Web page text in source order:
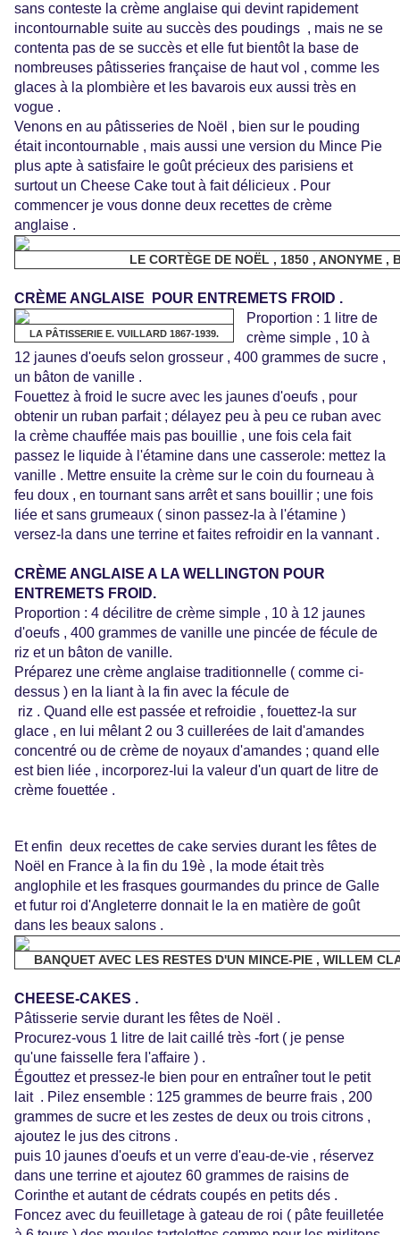
sans conteste la crème anglaise qui devint rapidement
incontournable suite au succès des poudings , mais ne se
contenta pas de se succès et elle fut bientôt la base de
nombreuses pâtisseries française de haut vol , comme les
glaces à la plombière et les bavarois eux aussi très en
vogue .
Venons en au pâtisseries de Noël , bien sur le pouding
était incontournable , mais aussi une version du Mince Pie
plus apte à satisfaire le goût précieux des parisiens et
surtout un Cheese Cake tout à fait délicieux . Pour
commencer je vous donne deux recettes de crème
anglaise .
LE CORTÈGE DE NOËL , 1850 , ANONYME ,
CRÈME ANGLAISE POUR ENTREMETS FROID .
LA PÂTISSERIE E. VUILLARD 1867-1939.
Proportion : 1 litre de
crème simple , 10 à
12 jaunes d'oeufs selon grosseur , 400 grammes de sucre ,
un bâton de vanille .
Fouettez à froid le sucre avec les jaunes d'oeufs , pour
obtenir un ruban parfait ; délayez peu à peu ce ruban avec
la crème chauffée mais pas bouillie , une fois cela fait
passez le liquide à l'étamine dans une casserole: mettez la
vanille . Mettre ensuite la crème sur le coin du fourneau à
feu doux , en tournant sans arrêt et sans bouillir ; une fois
liée et sans grumeaux ( sinon passez-la à l'étamine )
versez-la dans une terrine et faites refroidir en la vannant .
CRÈME ANGLAISE A LA WELLINGTON POUR
ENTREMETS FROID.
Proportion : 4 décilitre de crème simple , 10 à 12 jaunes
d'oeufs , 400 grammes de vanille une pincée de fécule de
riz et un bâton de vanille.
Préparez une crème anglaise traditionnelle ( comme ci-
dessus ) en la liant à la fin avec la fécule de
riz . Quand elle est passée et refroidie , fouettez-la sur
glace , en lui mêlant 2 ou 3 cuillerées de lait d'amandes
concentré ou de crème de noyaux d'amandes ; quand elle
est bien liée , incorporez-lui la valeur d'un quart de litre de
crème fouettée .
Et enfin deux recettes de cake servies durant les fêtes de
Noël en France à la fin du 19è , la mode était très
anglophile et les frasques gourmandes du prince de Galle
et futur roi d'Angleterre donnait le la en matière de goût
dans les beaux salons .
BANQUET AVEC LES RESTES D'UN MINCE-PIE , WILLEM
CHEESE-CAKES .
Pâtisserie servie durant les fêtes de Noël .
Procurez-vous 1 litre de lait caillé très -fort ( je pense
qu'une faisselle fera l'affaire ) .
Égouttez et pressez-le bien pour en entraîner tout le petit
lait . Pilez ensemble : 125 grammes de beurre frais , 200
grammes de sucre et les zestes de deux ou trois citrons ,
ajoutez le jus des citrons .
puis 10 jaunes d'oeufs et un verre d'eau-de-vie , réservez
dans une terrine et ajoutez 60 grammes de raisins de
Corinthe et autant de cédrats coupés en petits dés .
Foncez avec du feuilletage à gateau de roi ( pâte feuilletée